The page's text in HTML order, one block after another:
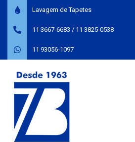
Lavagem de Tapetes
11 3667-6683 / 11 3825-0538
11 93056-1097